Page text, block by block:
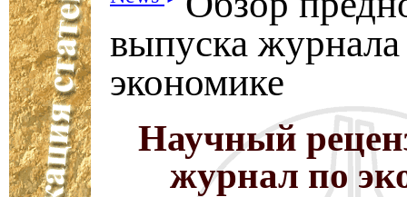
выпуска
экономике
Научный
журнал по